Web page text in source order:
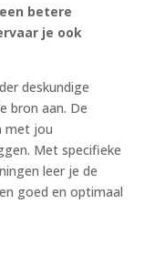
betere
je ook
deskundige
bron aan. De
met jou
Met specifieke
leer je de
goed en optimaal